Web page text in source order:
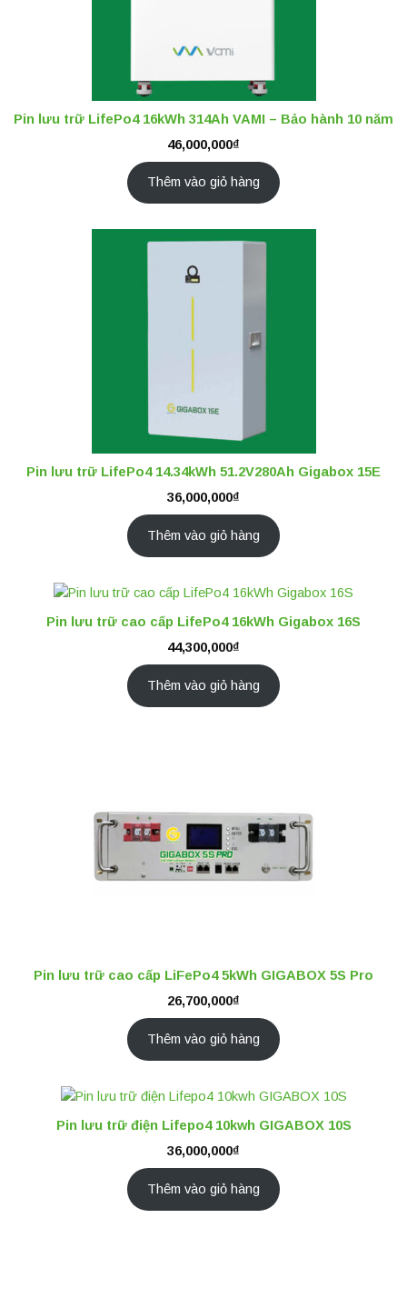
Pin lưu trữ LifePo4 16kWh 314Ah VAMI – Bảo hành 10 năm
46,000,000₫
Thêm vào giỏ hàng
Pin lưu trữ LifePo4 14.34kWh 51.2V280Ah Gigabox 15E
36,000,000₫
Thêm vào giỏ hàng
Pin lưu trữ cao cấp LifePo4 16kWh Gigabox 16S
44,300,000₫
Thêm vào giỏ hàng
Pin lưu trữ cao cấp LiFePo4 5kWh GIGABOX 5S Pro
26,700,000₫
Thêm vào giỏ hàng
Pin lưu trữ điện Lifepo4 10kwh GIGABOX 10S
36,000,000₫
Thêm vào giỏ hàng